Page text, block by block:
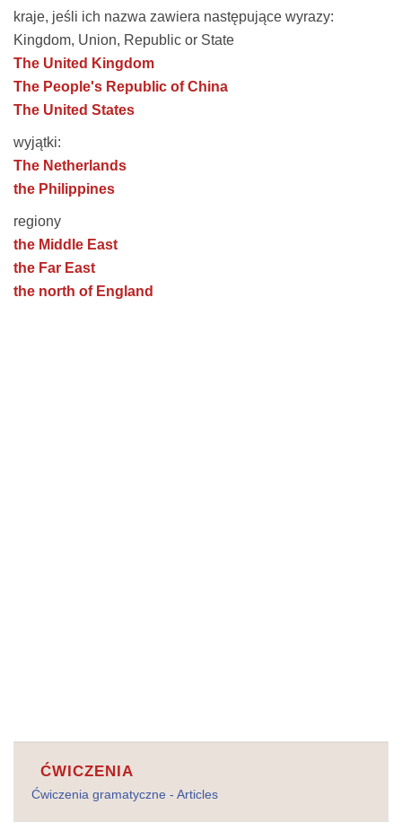
kraje, jeśli ich nazwa zawiera następujące wyrazy:
Kingdom, Union, Republic or State
The United Kingdom
The People's Republic of China
The United States
wyjątki:
The Netherlands
the Philippines
regiony
the Middle East
the Far East
the north of England
ĆWICZENIA
Ćwiczenia gramatyczne - Articles